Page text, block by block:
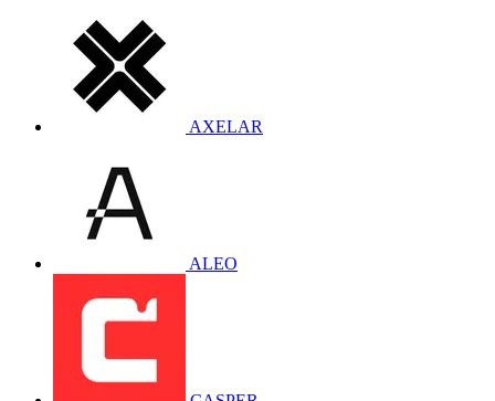
AXELAR
ALEO